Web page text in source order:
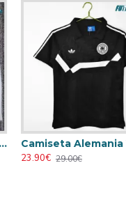
23.90€ 29.00€